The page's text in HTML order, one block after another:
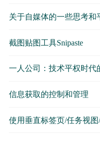
关于自媒体的一些思考和
截图贴图工具Snipaste
一人公司：技术平权时代
信息获取的控制和管理
使用垂直标签页/任务视